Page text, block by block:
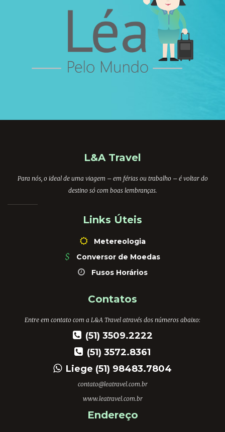
L&A Travel
Para nós, o ideal de uma viagem – em férias ou trabalho – é voltar do
destino só com boas lembranças.
Links Úteis
Metereologia
$
Conversor de Moedas
Fusos Horários
Contatos
Entre em contato com a L&A Travel através dos números abaixo:
(51) 3509.2222
(51) 3572.8361
Liege (51) 98483.7804
contato@leatravel.com.br
www.leatravel.com.br
Endereço